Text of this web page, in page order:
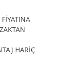
HARİÇ